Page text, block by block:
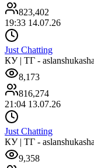
823,402
19:33 14.07.26
Just Chatting
КУ | ТГ - aslanshukasha
8,173
816,274
21:04 13.07.26
Just Chatting
КУ | ТГ - aslanshukasha
9,358